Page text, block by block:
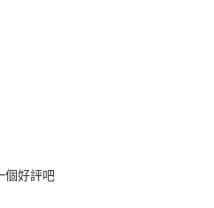
個好評吧